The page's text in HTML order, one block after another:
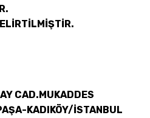
CAD.MUKADDES
KADIKÖY/İSTANBUL